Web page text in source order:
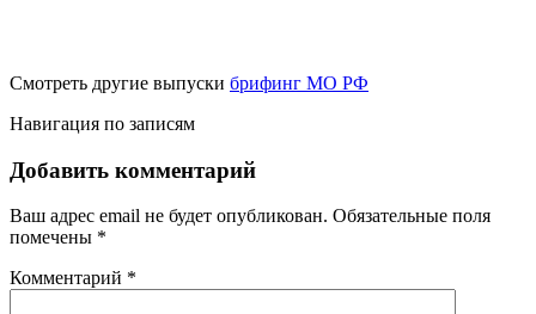
Смотреть другие выпуски брифинг МО РФ
Навигация по записям
Добавить комментарий
Ваш адрес email не будет опубликован. Обязательные поля
помечены *
Комментарий *